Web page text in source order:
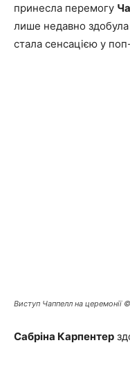
принесла перемогу
лише недавно
стала сенсацією у
Виступ Чаппелл на церемонії
Сабріна Карпентер